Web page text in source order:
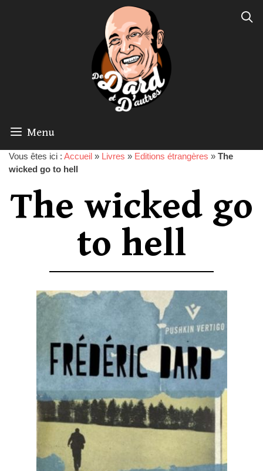
Menu
Vous êtes ici : Accueil » Livres » Editions étrangères » The
wicked go to hell
The wicked go
to hell